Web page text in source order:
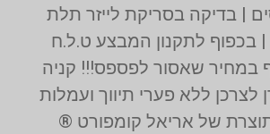
| בדיקה בסריקת לייזר תלת
| בכפוף לתקנון המבצע ט.ל.ח
במחיר שאסור לפספס!!! קניה
לצרכן ללא פערי תיווך ועמלות
של אריאל קומפורט ®